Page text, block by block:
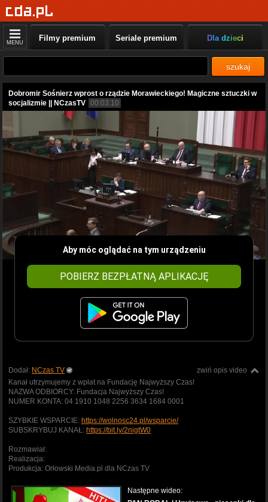
MENU Filmy premium Seriale premium Dla dzieci
szukaj
Dobromir Sośnierz wprost o rządzie Morawieckiego! Magiczne sztuczki w
socjalizmie || NCzasTV 00:03:10
Aby móc oglądać na tym urządzeniu
POBIERZ BEZPŁATNĄ APLIKACJĘ
zwiń opis video
Dodał: NCzas TV
Kanał utrzymujemy z wpłat na Fundację Najwyższy Czas!
NAZWA ODBIORCY: Fundacja Najwyższy Czas!
NUMER KONTA: 04 1910 1048 2256 3634 1684 0001
SZYBKIE WSPARCIE: https://wolnosc24.pl/wsparcie/
SUBSKRYBUJ KANAŁ: https://bit.ly/2nigtW0
Rozmawiał:
Realizacja:
Produkcja: Orłowski Media.pl dla NCzas TV
Następne wideo: